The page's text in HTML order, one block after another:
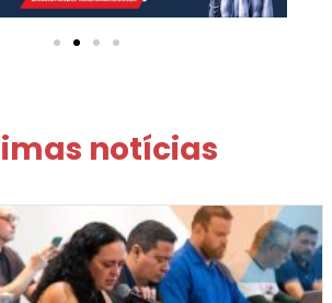
notícias